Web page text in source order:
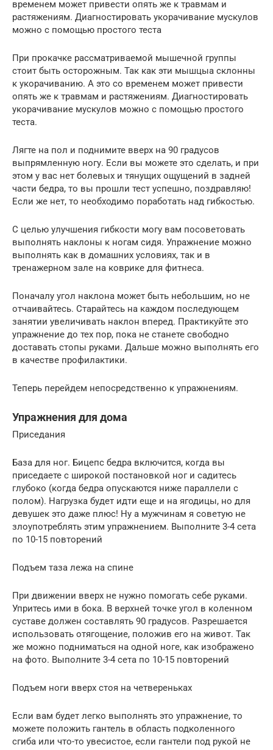
временем может привести опять же к травмам и
растяжениям. Диагностировать укорачивание мускулов
можно с помощью простого теста
При прокачке рассматриваемой мышечной группы
стоит быть осторожным. Так как эти мышцыа склонны
к укорачиванию. А это со временем может привести
опять же к травмам и растяжениям. Диагностировать
укорачивание мускулов можно с помощью простого
теста.
Лягте на пол и поднимите вверх на 90 градусов
выпрямленную ногу. Если вы можете это сделать, и при
этом у вас нет болевых и тянущих ощущений в задней
части бедра, то вы прошли тест успешно, поздравляю!
Если же нет, то необходимо поработать над гибкостью.
С целью улучшения гибкости могу вам посоветовать
выполнять наклоны к ногам сидя. Упражнение можно
выполнять как в домашних условиях, так и в
тренажерном зале на коврике для фитнеса.
Поначалу угол наклона может быть небольшим, но не
отчаивайтесь. Старайтесь на каждом последующем
занятии увеличивать наклон вперед. Практикуйте это
упражнение до тех пор, пока не станете свободно
доставать стопы руками. Дальше можно выполнять его
в качестве профилактики.
Теперь перейдем непосредственно к упражнениям.
Упражнения для дома
Приседания
База для ног. Бицепс бедра включится, когда вы
приседаете с широкой постановкой ног и садитесь
глубоко (когда бедра опускаются ниже параллели с
полом). Нагрузка будет идти еще и на ягодицы, но для
девушек это даже плюс! Ну а мужчинам я советую не
злоупотреблять этим упражнением. Выполните 3-4 сета
по 10-15 повторений
Подъем таза лежа на спине
При движении вверх не нужно помогать себе руками.
Упритесь ими в бока. В верхней точке угол в коленном
суставе должен составлять 90 градусов. Разрешается
использовать отягощение, положив его на живот. Так
же можно подниматься на одной ноге, как изображено
на фото. Выполните 3-4 сета по 10-15 повторений
Подъем ноги вверх стоя на четвереньках
Если вам будет легко выполнять это упражнение, то
можете положить гантель в область подколенного
сгиба или что-то увесистое, если гантели под рукой не